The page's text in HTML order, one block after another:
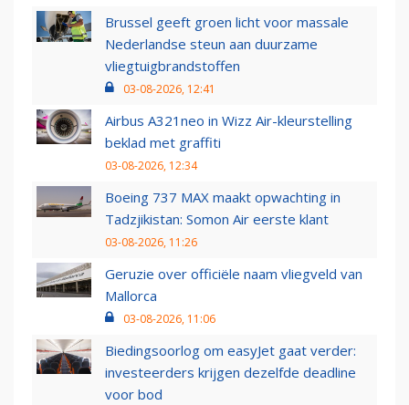
Brussel geeft groen licht voor massale
Nederlandse steun aan duurzame
vliegtuigbrandstoffen
03-08-2026, 12:41
Airbus A321neo in Wizz Air-kleurstelling
beklad met graffiti
03-08-2026, 12:34
Boeing 737 MAX maakt opwachting in
Tadzjikistan: Somon Air eerste klant
03-08-2026, 11:26
Geruzie over officiële naam vliegveld van
Mallorca
03-08-2026, 11:06
Biedingsoorlog om easyJet gaat verder:
investeerders krijgen dezelfde deadline
voor bod